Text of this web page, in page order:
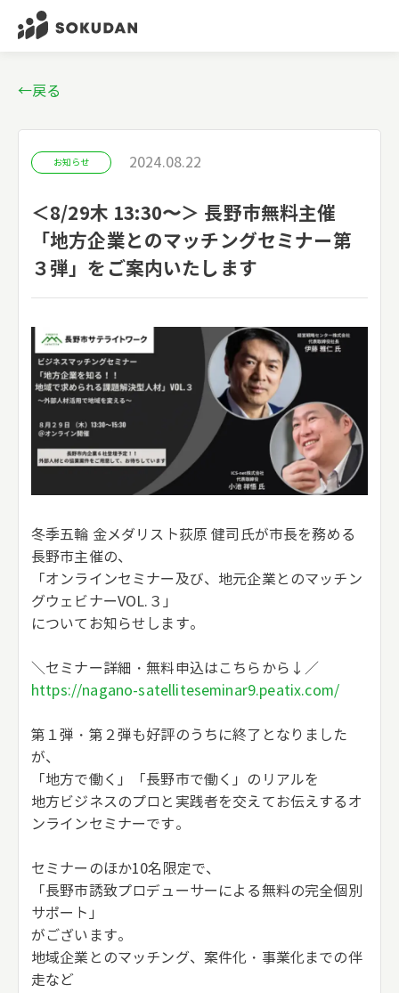
←戻る
お知らせ 2024.08.22
＜8/29木 13:30〜＞ 長野市無料主催
「地方企業とのマッチングセミナー第
３弾」をご案内いたします
冬季五輪 金メダリスト荻原 健司氏が市長を務める
長野市主催の、
「オンラインセミナー及び、地元企業とのマッチン
グウェビナーVOL.３」
についてお知らせします。
＼セミナー詳細・無料申込はこちらから↓／
https://nagano-satelliteseminar9.peatix.com/
第１弾・第２弾も好評のうちに終了となりました
が、
「地方で働く」「長野市で働く」のリアルを
地方ビジネスのプロと実践者を交えてお伝えするオ
ンラインセミナーです。
セミナーのほか10名限定で、
「長野市誘致プロデューサーによる無料の完全個別
サポート」
がございます。
地域企業とのマッチング、案件化・事業化までの伴
走など